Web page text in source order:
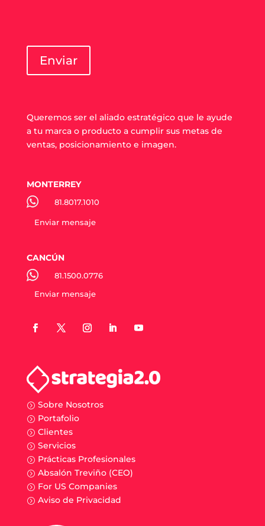
Enviar
Queremos ser el aliado estratégico que le ayude
a tu marca o producto a cumplir sus metas de
ventas, posicionamiento e imagen.
MONTERREY
81.8017.1010
Enviar mensaje
CANCÚN
81.1500.0776
Enviar mensaje
= Sobre Nosotros
= Portafolio
= Clientes
= Servicios
= Prácticas Profesionales
= Absalón Treviño (CEO)
= For US Companies
= Aviso de Privacidad